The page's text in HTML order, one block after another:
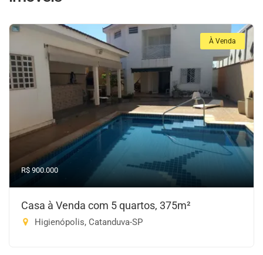
À Venda
R$ 900.000
Casa à Venda com 5 quartos, 375m²
Higienópolis, Catanduva-SP